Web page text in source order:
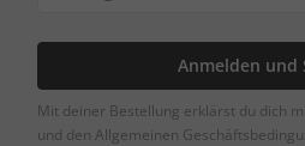
Anmelden und
Mit deiner Bestellung erklärst du dich
und den Allgemeinen